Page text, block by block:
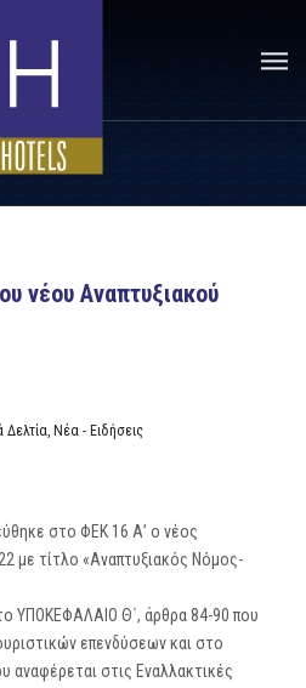
νέου Αναπτυξιακού
Δελτία, Νέα - Ειδήσεις
στο ΦΕΚ 16 Α’ ο νέος
με τίτλο «Αναπτυξιακός Νόμος-
ΥΠΟΚΕΦΑΛΑΙΟ Θ΄, άρθρα 84-90 που
επενδύσεων και στο
αναφέρεται στις Εναλλακτικές